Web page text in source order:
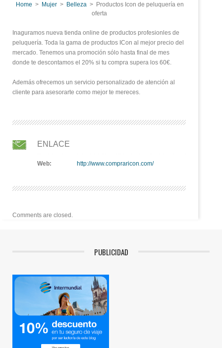
Home > Mujer > Belleza > Productos Icon de peluquería en
oferta
Inaguramos nueva tienda online de productos profesionles de
peluquería. Toda la gama de productos ICon al mejor precio del
mercado. Tenemos una promoción sólo hasta final de mes
donde te descontamos el 20% si tu compra supera los 60€.
Además ofrecemos un servicio personalizado de atención al
cliente para asesorarte como mejor te mereces.
ENLACE
Web: http://www.compraricon.com/
Comments are closed.
PUBLICIDAD